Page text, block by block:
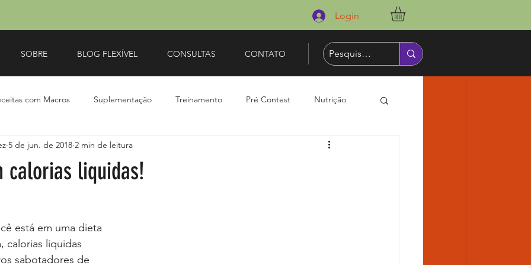
Login
SOBRE BLOG FLEXÍVEL CONSULTAS CONTATO
com Macros Suplementação Treinamento Pré Contest Nutrição
calorias liquidas!
5 de jun. de 2018 2 min de leitura
está em uma dieta
calorias liquidas
sabotadores de